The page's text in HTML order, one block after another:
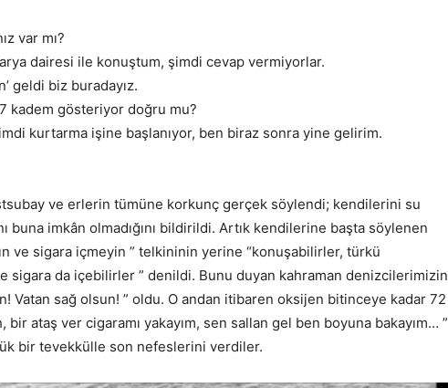
var mı?
dairesi ile konuştum, şimdi cevap vermiyorlar.
geldi biz buradayız.
kadem gösteriyor doğru mu?
kurtarma işine başlanıyor, ben biraz sonra yine gelirim.
ve erlerin tümüne korkunç gerçek söylendi; kendilerini su
buna imkân olmadığını bildirildi. Artık kendilerine başta söylenen
ve sigara içmeyin ” telkininin yerine “konuşabilirler, türkü
sigara da içebilirler ” denildi. Bunu duyan kahraman denizcilerimizin
Vatan sağ olsun! ” oldu. O andan itibaren oksijen bitinceye kadar 72
bir ataş ver cigaramı yakayım, sen sallan gel ben boyuna bakayım… ”
bir tevekkülle son nefeslerini verdiler.